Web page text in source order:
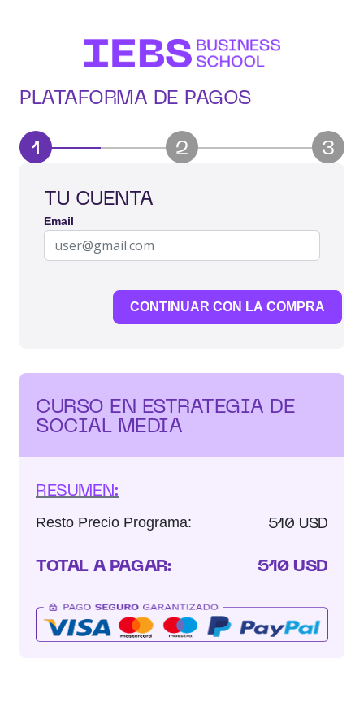
PLATAFORMA DE PAGOS
1 2 3
TU CUENTA
Email
CONTINUAR CON LA COMPRA
CURSO EN ESTRATEGIA DE
SOCIAL MEDIA
RESUMEN:
Resto Precio Programa: 510 USD
TOTAL A PAGAR: 510 USD